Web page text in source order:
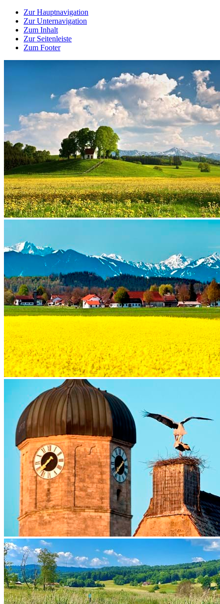
Zur Hauptnavigation
Zur Unternavigation
Zum Inhalt
Zur Seitenleiste
Zum Footer